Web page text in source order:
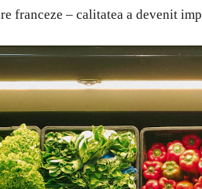
franceze – calitatea a devenit